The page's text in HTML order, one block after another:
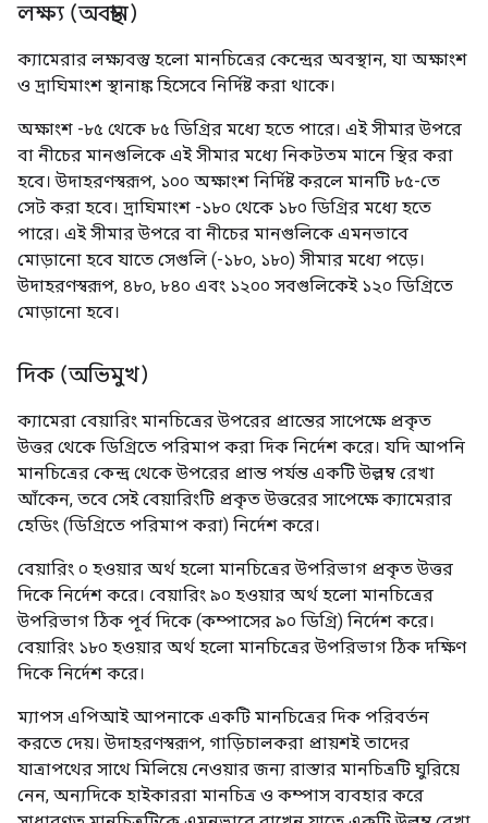
লক্ষ্য (অবস্থান)
ক্যামেরার লক্ষ্যবস্তু হলো মানচিত্রের কেন্দ্রের অবস্থান, যা অক্ষাংশ
ও দ্রাঘিমাংশ স্থানাঙ্ক হিসেবে নির্দিষ্ট করা থাকে।
অক্ষাংশ -৮৫ থেকে ৮৫ ডিগ্রির মধ্যে হতে পারে। এই সীমার উপরে
বা নীচের মানগুলিকে এই সীমার মধ্যে নিকটতম মানে স্থির করা
হবে। উদাহরণস্বরূপ, ১০০ অক্ষাংশ নির্দিষ্ট করলে মানটি ৮৫-তে
সেট করা হবে। দ্রাঘিমাংশ -১৮০ থেকে ১৮০ ডিগ্রির মধ্যে হতে
পারে। এই সীমার উপরে বা নীচের মানগুলিকে এমনভাবে
মোড়ানো হবে যাতে সেগুলি (-১৮০, ১৮০) সীমার মধ্যে পড়ে।
উদাহরণস্বরূপ, ৪৮০, ৮৪০ এবং ১২০০ সবগুলিকেই ১২০ ডিগ্রিতে
মোড়ানো হবে।
দিক (অভিমুখ)
ক্যামেরা বেয়ারিং মানচিত্রের উপরের প্রান্তের সাপেক্ষে প্রকৃত
উত্তর থেকে ডিগ্রিতে পরিমাপ করা দিক নির্দেশ করে। যদি আপনি
মানচিত্রের কেন্দ্র থেকে উপরের প্রান্ত পর্যন্ত একটি উল্লম্ব রেখা
আঁকেন, তবে সেই বেয়ারিংটি প্রকৃত উত্তরের সাপেক্ষে ক্যামেরার
হেডিং (ডিগ্রিতে পরিমাপ করা) নির্দেশ করে।
বেয়ারিং ০ হওয়ার অর্থ হলো মানচিত্রের উপরিভাগ প্রকৃত উত্তর
দিকে নির্দেশ করে। বেয়ারিং ৯০ হওয়ার অর্থ হলো মানচিত্রের
উপরিভাগ ঠিক পূর্ব দিকে (কম্পাসের ৯০ ডিগ্রি) নির্দেশ করে।
বেয়ারিং ১৮০ হওয়ার অর্থ হলো মানচিত্রের উপরিভাগ ঠিক দক্ষিণ
দিকে নির্দেশ করে।
ম্যাপস এপিআই আপনাকে একটি মানচিত্রের দিক পরিবর্তন
করতে দেয়। উদাহরণস্বরূপ, গাড়িচালকরা প্রায়শই তাদের
যাত্রাপথের সাথে মিলিয়ে নেওয়ার জন্য রাস্তার মানচিত্রটি ঘুরিয়ে
নেন, অন্যদিকে হাইকাররা মানচিত্র ও কম্পাস ব্যবহার করে